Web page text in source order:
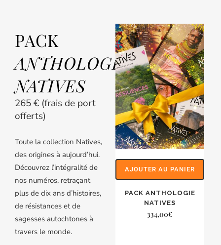
PACK
ANTHOLOGIE
NATIVES
265 € (frais de port
offerts)
Toute la collection Natives,
des origines à aujourd’hui.
Découvrez l’intégralité de
nos numéros, retraçant
plus de dix ans d’histoires,
de résistances et de
sagesses autochtones à
travers le monde.
AJOUTER AU PANIER
PACK ANTHOLOGIE
NATIVES
334,00€